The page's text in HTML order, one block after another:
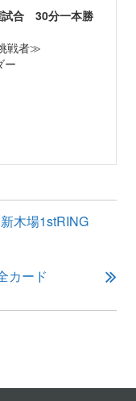
試合 30分一本勝
戦者≫
ー
木場1stRING
カード